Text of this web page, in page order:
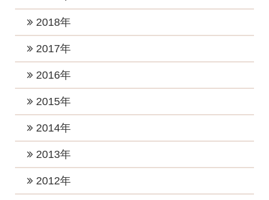
2025年2月 (2)
2025年1月 (2)
2024年4月 (2)
2024年3月 (2)
2024年2月 (1)
2023年4月 (2)
2023年2月 (2)
2023年1月 (5)
2022年8月 (1)
2022年7月 (4)
2022年6月 (1)
2022年4月 (1)
2022年3月 (1)
2022年2月 (2)
2022年1月 (2)
2021年8月 (2)
2021年7月 (1)
2021年6月 (4)
2021年5月 (1)
2021年2月 (2)
2021年1月 (3)
2020年10月 (2)
2020年8月 (3)
2020年7月 (2)
2020年5月 (2)
2020年3月 (4)
2020年2月 (1)
2020年1月 (4)
2019年12月 (2)
2019年10月 (3)
2019年7月 (3)
2019年5月 (1)
2019年4月 (2)
2019年2月 (4)
2019年1月 (3)
2018年
2018年12月 (2)
2018年10月 (1)
2018年8月 (3)
2018年7月 (1)
2018年6月 (2)
2018年4月 (2)
2017年
2017年12月 (3)
2017年10月 (4)
2017年9月 (4)
2017年8月 (3)
2017年7月 (6)
2016年
2016年12月 (4)
2016年10月 (4)
2016年9月 (3)
2016年8月 (3)
2015年
2015年12月 (2)
2015年10月 (1)
2015年9月 (1)
2014年
2014年12月 (2)
2014年4月 (1)
2013年
2013年11月 (1)
2012年